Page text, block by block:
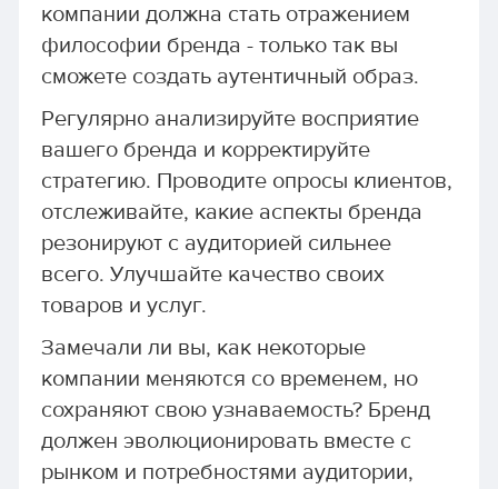
компании должна стать отражением
философии бренда - только так вы
сможете создать аутентичный образ.
Регулярно анализируйте восприятие
вашего бренда и корректируйте
стратегию. Проводите опросы клиентов,
отслеживайте, какие аспекты бренда
резонируют с аудиторией сильнее
всего. Улучшайте качество своих
товаров и услуг.
Замечали ли вы, как некоторые
компании меняются со временем, но
сохраняют свою узнаваемость? Бренд
должен эволюционировать вместе с
рынком и потребностями аудитории,